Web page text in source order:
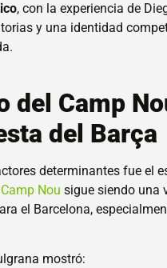
, con la experiencia de
y una identidad
del Camp
del Barça
determinantes fue el
Nou sigue siendo una
el Barcelona,
mostró: